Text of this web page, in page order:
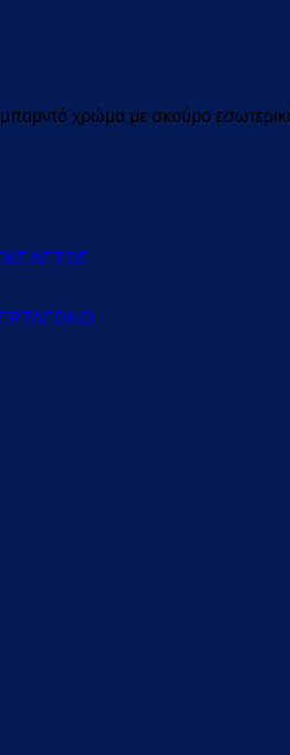
χρώμα με σκούρο